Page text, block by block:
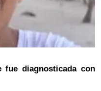
fue diagnosticada con